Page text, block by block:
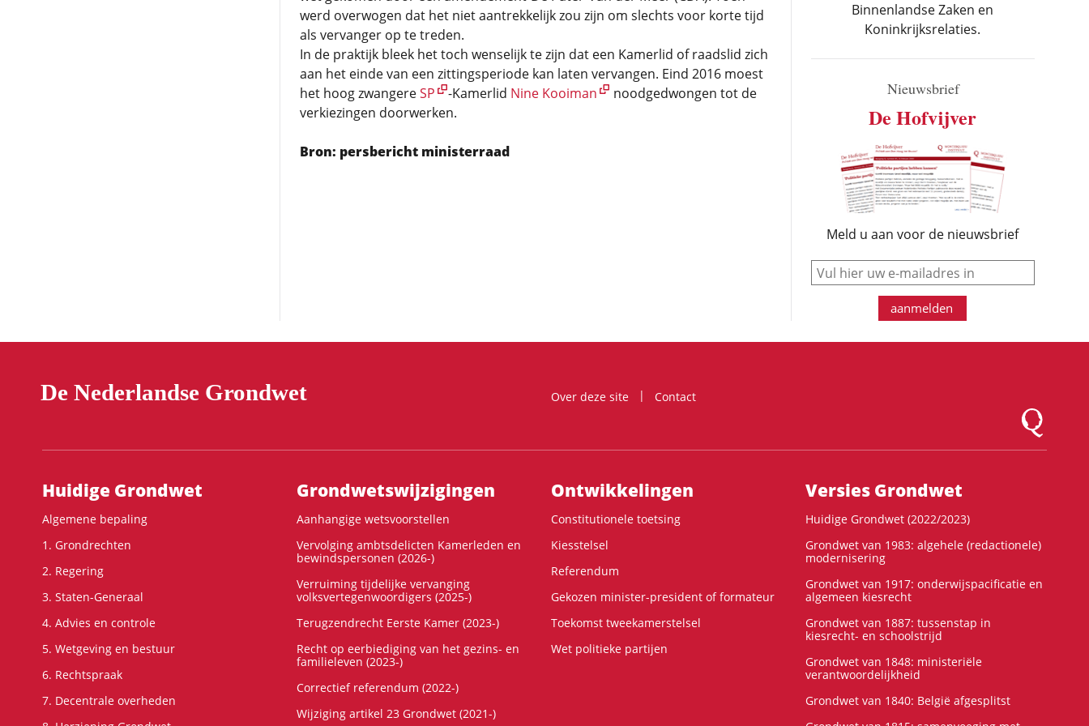
werd overwogen dat het niet aantrekkelijk zou zijn om slechts voor korte tijd
als vervanger op te treden.
In de praktijk bleek het toch wenselijk te zijn dat een Kamerlid of raadslid zich
aan het einde van een zittingsperiode kan laten vervangen. Eind 2016 moest
het hoog zwangereSP -Kamerlid Nine Kooiman
noodgedwongen tot de
verkiezingen doorwerken.
Bron: persbericht ministerraad
Binnenlandse Zaken en
Koninkrijksrelaties.
Nieuwsbrief
De Hofvijver
Meld u aan voor de nieuwsbrief
e-mail
aanmelden
De Nederlandse Grondwet Over deze site
Contact
Logo
Hoofdnavigatie
Huidige Grondwet
Algemene bepaling
1. Grondrechten
2. Regering
3. Staten-Generaal
4. Advies en controle
5. Wetgeving en bestuur
6. Rechtspraak
7. Decentrale overheden
Grondwets­wijzigingen
Aanhangige wetsvoorstellen
Vervolging ambtsdelicten Kamerleden en
bewindspersonen (2026-)
Verruiming tijdelijke vervanging
volksvertegenwoordigers (2025-)
Terugzendrecht Eerste Kamer (2023-)
Recht op eerbiediging van het gezins- en
familieleven (2023-)
Correctief referendum (2022-)
Wijziging artikel 23 Grondwet (2021-)
Ontwikke­lingen
Constitutionele toetsing
Kiesstelsel
Referendum
Gekozen minister-president of formateur
Toekomst tweekamerstelsel
Wet politieke partijen
Versies Grondwet
Huidige Grondwet (2022/2023)
Grondwet van 1983: algehele (redactionele)
modernisering
Grondwet van 1917: onderwijspacificatie en
algemeen kiesrecht
Grondwet van 1887: tussenstap in
kiesrecht- en schoolstrijd
Grondwet van 1848: ministeriële
verantwoordelijkheid
Grondwet van 1840: België afgesplitst